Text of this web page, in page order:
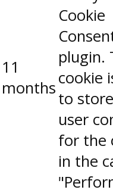
11
months
Cookie
plugin.
cookie
to
user
for the
in the